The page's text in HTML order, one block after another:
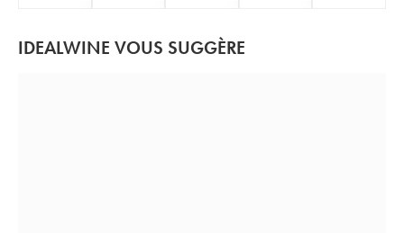
IDEALWINE VOUS SUGGÈRE